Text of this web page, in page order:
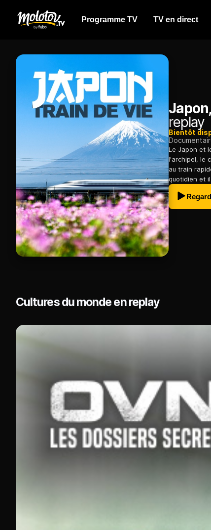
Programme TV TV en direct
replay
Bientôt
Le Japon et
l'archipel, le
au train
quotidien et
Cultures du monde en replay